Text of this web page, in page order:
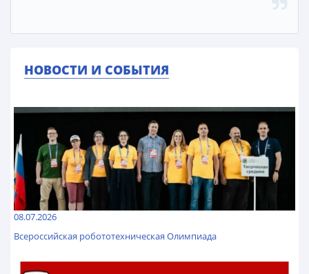
НОВОСТИ И СОБЫТИЯ
08.07.2026
Всероссийская робототехническая Олимпиада